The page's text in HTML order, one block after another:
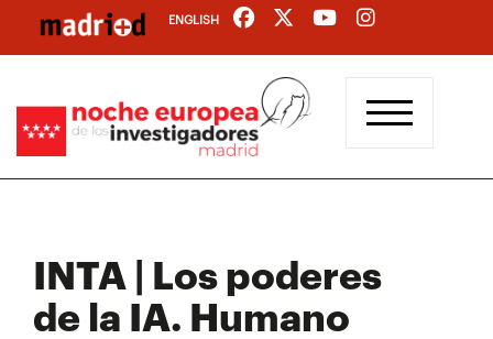
contenido
ENGLISH
INTA | Los poderes
de la IA. Humano